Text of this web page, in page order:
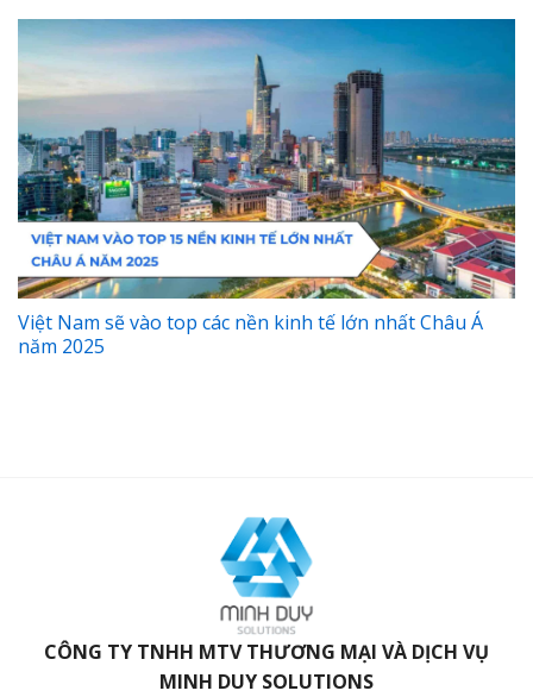
Việt Nam sẽ vào top các nền kinh tế lớn nhất Châu Á
năm 2025
CÔNG TY TNHH MTV THƯƠNG MẠI VÀ DỊCH VỤ
MINH DUY SOLUTIONS